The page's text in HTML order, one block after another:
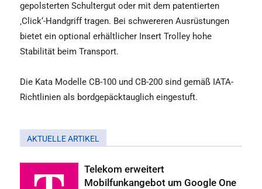
gepolsterten Schultergut oder mit dem patentierten
‚Click‘-Handgriff tragen. Bei schwereren Ausrüstungen
bietet ein optional erhältlicher Insert Trolley hohe
Stabilität beim Transport.
Die Kata Modelle CB-100 und CB-200 sind gemäß IATA-
Richtlinien als bordgepäcktauglich eingestuft.
AKTUELLE ARTIKEL
Telekom erweitert
Mobilfunkangebot um Google One